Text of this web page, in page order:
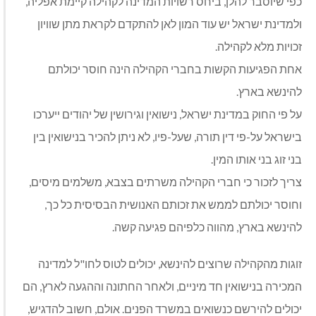
ולמדינת ישראל יש עוד המון לאן להתקדם לקראת מתן שוויון
זכויות מלא לקהילה.
אחת הפגיעות הקשות בחברי הקהילה הינה חוסר יכולתם
להינשא בארץ.
על פי החוק במדינת ישראל, נישואין וגירושין של יהודים ייערכו
בישראל על-פי דין תורה, שעל-פיו, לא ניתן להכיר בנישואין בין
בני זוג בני אותו המין.
צריך לזכור כי חברי הקהילה משרתים בצבא, משלמים מיסים,
וחוסר יכולתם לממש את זכותם האנושית הבסיסית כל כך,
להינשא בארץ, מהווה כלפיהם פגיעה קשה.
זוגות מהקהילה שרוצים להינשא, יכולים לטוס לחו"ל למדינה
המכירה בנישואין חד מיניים, ולאחר החתונה וההגעה לארץ, הם
יכולים להירשם כנשואים במשרד הפנים. אולם, חשוב להדגיש,